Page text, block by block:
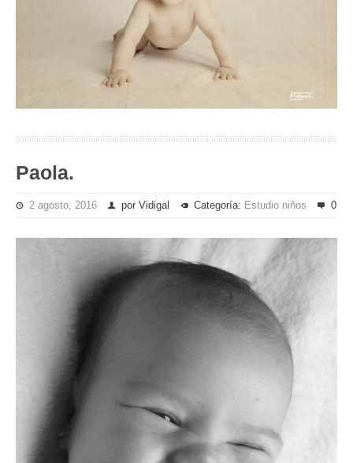
Paola.
2 agosto, 2016 por Vidigal Categoría: Estudio niños 0